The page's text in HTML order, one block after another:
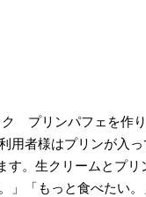
リンパフェを作り
用者様はプリンが入
。生クリームとプ
」「もっと食べたい